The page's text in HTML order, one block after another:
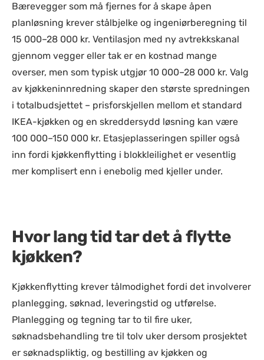
Bærevegger som må fjernes for å skape åpen
planløsning krever stålbjelke og ingeniørberegning til
15 000–28 000 kr. Ventilasjon med ny avtrekkskanal
gjennom vegger eller tak er en kostnad mange
overser, men som typisk utgjør 10 000–28 000 kr. Valg
av kjøkkeninnredning skaper den største spredningen
i totalbudsjettet – prisforskjellen mellom et standard
IKEA-kjøkken og en skreddersydd løsning kan være
100 000–150 000 kr. Etasjeplasseringen spiller også
inn fordi kjøkkenflytting i blokkleilighet er vesentlig
mer komplisert enn i enebolig med kjeller under.
Hvor lang tid tar det å flytte
kjøkken?
Kjøkkenflytting krever tålmodighet fordi det involverer
planlegging, søknad, leveringstid og utførelse.
Planlegging og tegning tar to til fire uker,
søknadsbehandling tre til tolv uker dersom prosjektet
er søknadspliktig, og bestilling av kjøkken og